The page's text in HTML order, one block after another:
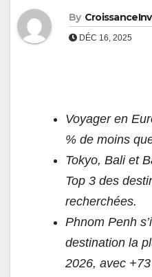
By
DÉC 16, 2025
Voyager en
% de moins
Tokyo, Bali et
Top 3 des
recherchées.
Phnom Penh
destination la
2026, avec